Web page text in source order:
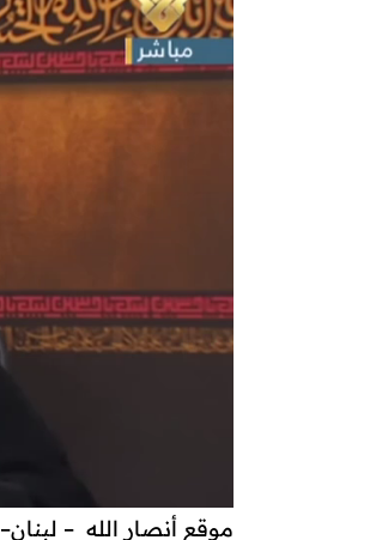
موقع أنصار الله – لبنان– 4 محرم 1442هـ